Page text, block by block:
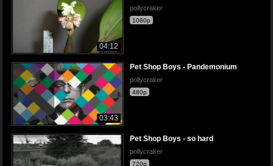
04:12
pollycraker
1080p
03:43
Pet Shop Boys - Pandemonium
pollycraker
480p
Pet Shop Boys - so hard
pollycraker
720p